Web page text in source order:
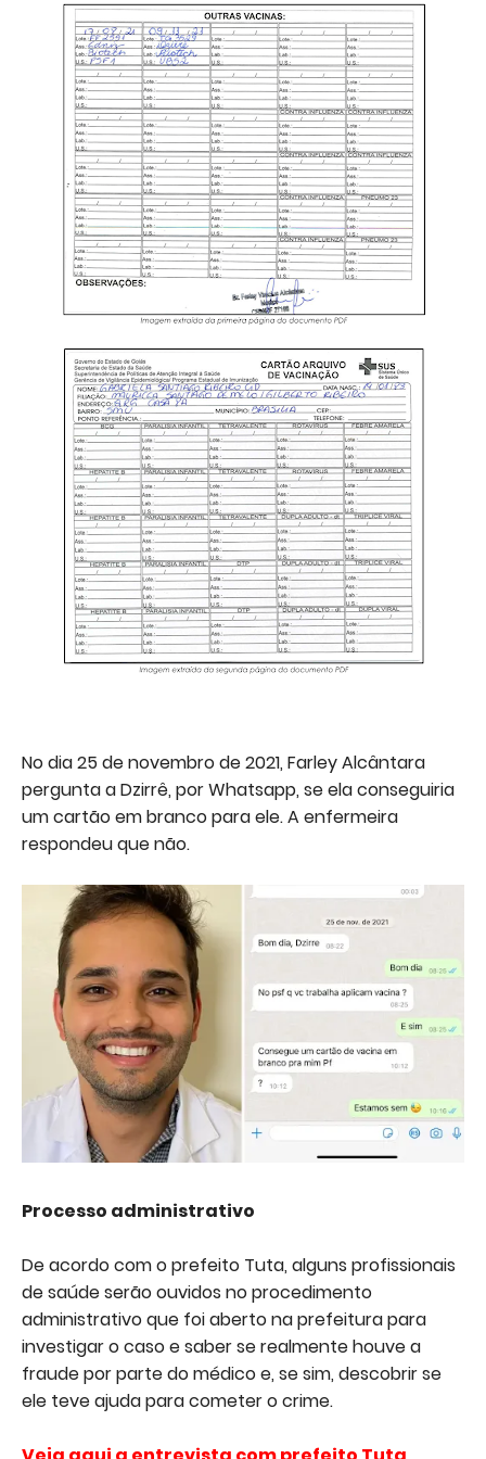
No dia 25 de novembro de 2021, Farley Alcântara
pergunta a Dzirrê, por Whatsapp, se ela conseguiria
um cartão em branco para ele. A enfermeira
respondeu que não.
Processo administrativo
De acordo com o prefeito Tuta, alguns profissionais
de saúde serão ouvidos no procedimento
administrativo que foi aberto na prefeitura para
investigar o caso e saber se realmente houve a
fraude por parte do médico e, se sim, descobrir se
ele teve ajuda para cometer o crime.